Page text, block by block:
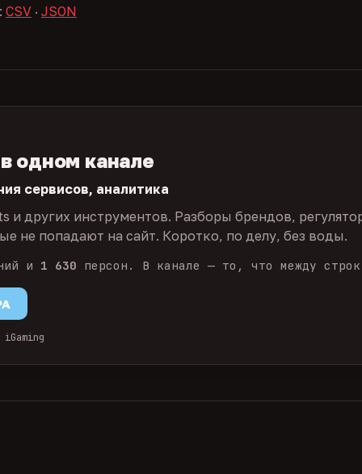
CSV · JSON
одном канале
сервисов, аналитика
и других инструментов. Разборы брендов,
не попадают на сайт. Коротко, по делу, без воды.
и 1 630 персон. В канале — то, что между